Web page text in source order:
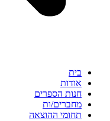
בית
אודות
חנות הספרים
מחברים/ות
תחומי ההוצאה